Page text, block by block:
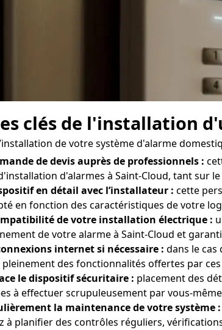
clés de l'installation
de votre système d'alarme
de devis auprès de professionnels :
d'alarmes à Saint-Cloud, tant sur
en détail avec l’installateur : cette
en fonction des caractéristiques de votre
de votre installation électrique :
de votre alarme à Saint-Cloud et
internet si nécessaire : dans le
des fonctionnalités offertes par ces
le dispositif sécuritaire : placement des
à effectuer scrupuleusement par vous-
la maintenance de votre système :
à planifier des contrôles réguliers,